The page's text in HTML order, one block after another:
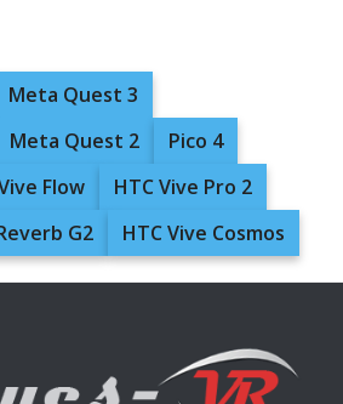
Meta Quest 3
Meta Quest 2
Pico 4
Flow
HTC Vive Pro 2
G2 HTC Vive Cosmos